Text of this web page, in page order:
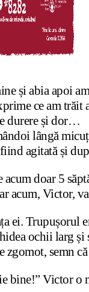
și abia apoi
ce am trăit
durere și dor…
lângă
agitată și
acum doar 5
acum, Victor,
ei. Trupușorul
ochii larg
zgomot, semn
bine!” Victor